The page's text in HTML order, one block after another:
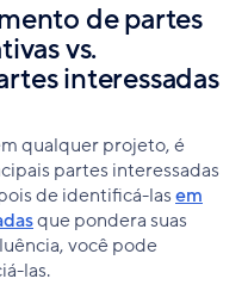
de partes
vs.
interessadas
qualquer projeto, é
partes interessadas
de identificá-lasem
que pondera suas
você pode
las.